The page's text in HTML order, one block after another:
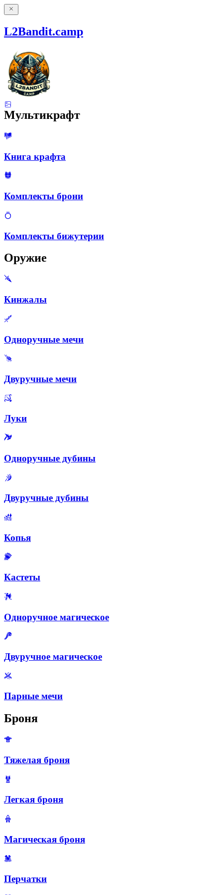
L2Bandit.camp
Мультикрафт
Книга крафта
Комплекты брони
Комплекты бижутерии
Оружие
Кинжалы
Одноручные мечи
Двуручные мечи
Луки
Одноручные дубины
Двуручные дубины
Копья
Кастеты
Одноручное магическое
Двуручное магическое
Парные мечи
Броня
Тяжелая броня
Легкая броня
Магическая броня
Перчатки